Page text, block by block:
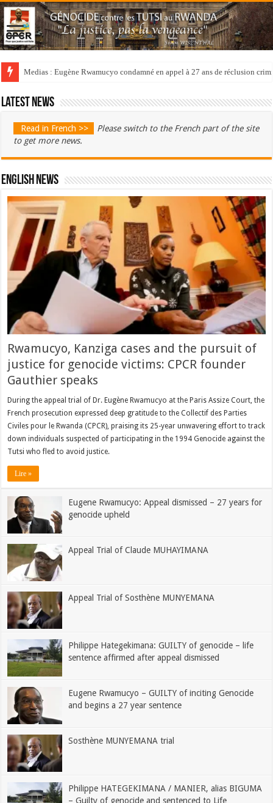
Medias : Eugène Rwamucyo condamné en appel à 27 ans de réclusion
Latest news
Read in French >>
Please switch to the French part of the site
to get more news.
English News
Rwamucyo, Kanziga cases and the pursuit of
justice for genocide victims: CPCR founder
Gauthier speaks
During the appeal trial of Dr. Eugène Rwamucyo at the Paris Assize Court, the
French prosecution expressed deep gratitude to the Collectif des Parties
Civiles pour le Rwanda (CPCR), praising its 25-year unwavering effort to track
down individuals suspected of participating in the 1994 Genocide against the
Tutsi who fled to avoid justice.
Lire »
Eugene Rwamucyo: Appeal dismissed – 27 years for
genocide upheld
Appeal Trial of Claude MUHAYIMANA
Appeal Trial of Sosthène MUNYEMANA
Philippe Hategekimana: GUILTY of genocide – life
sentence affirmed after appeal dismissed
Eugene Rwamucyo – GUILTY of inciting Genocide
and begins a 27 year sentence
Sosthène MUNYEMANA trial
Philippe HATEGEKIMANA / MANIER, alias BIGUMA
– Guilty of genocide and sentenced to Life